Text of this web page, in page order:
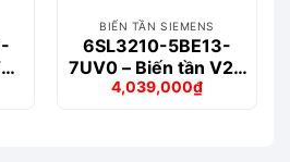
BIẾN TẦN SIEMENS
6SL3210-5BE13-
7UV0 – Biến tần V20
3-phase 0.37kW
Giá
4,039,000₫
Giá